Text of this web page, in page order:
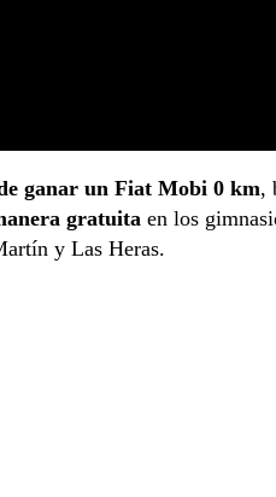
ganar un Fiat Mobi 0 km,
gratuita en los
y Las Heras.